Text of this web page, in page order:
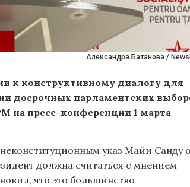
Александра Батанова /
к конструктивному диалогу для
досрочных парламентских
на пресс-конференции 1 марта
указ Майи Санду о
должна считаться с мнением
что это большинство